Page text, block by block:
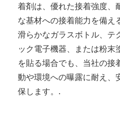
着剤は、優れた接着強度、
な基材への接着能力を備え
滑らかなガラスボトル、テ
ック電子機器、または粉末
を貼る場合でも、当社の接
動や環境への曝露に耐え、
保します。.